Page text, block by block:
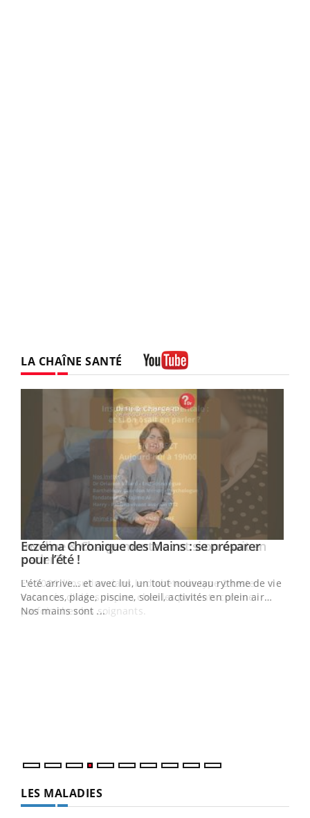
LA CHAÎNE SANTÉ
Youtube
Eczéma Chronique des Mains : se préparer
pour l’été !Youtube
L'été arrive… et avec lui, un tout nouveau rythme de vie !
Vacances, plage, piscine, soleil, activités en plein air…
Nos mains sont ...
LES MALADIES